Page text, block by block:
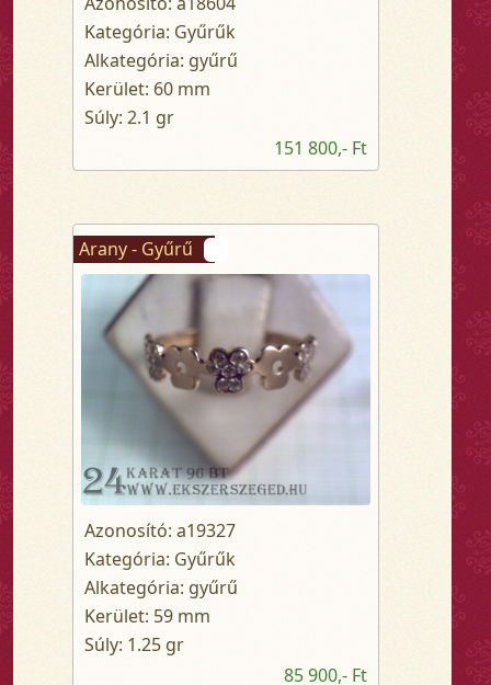
Kategória: Gyűrűk
Alkategória: gyűrű
Kerület: 60 mm
Súly: 2.1 gr
151 800,- Ft
Arany - Gyűrű
Azonosító: a19327
Kategória: Gyűrűk
Alkategória: gyűrű
Kerület: 59 mm
Súly: 1.25 gr
85 900,- Ft